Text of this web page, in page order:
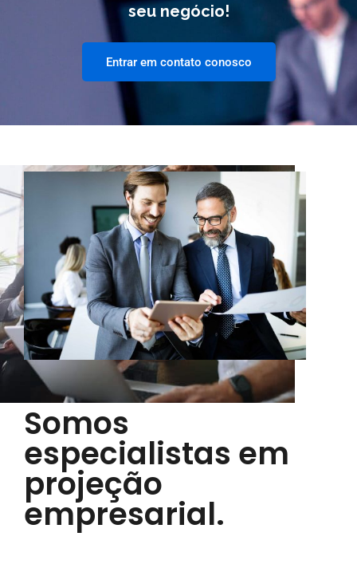
seu negócio!
Entrar em contato conosco
Somos
especialistas em
projeção
empresarial.